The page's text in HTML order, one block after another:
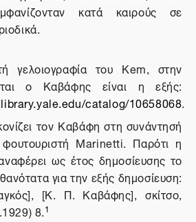
κατά καιρούς σε
γελοιογραφία του Κem, στην
ο Καβάφης είναι η εξής:
catalog/10658068.
τον Καβάφη στη συνάντησή
Marinetti. Παρότι η
ως έτος δημοσίευσης το
για την εξής δημοσίευση:
[Κ. Π. Καβάφης], σκίτσο,
8.1